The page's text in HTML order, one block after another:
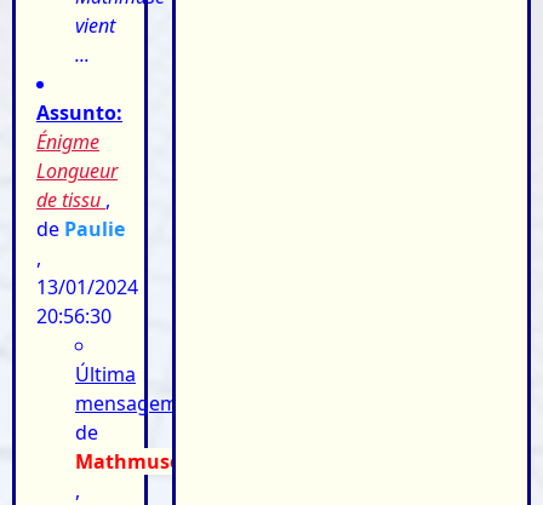
vient
...
Assunto:
Énigme
Longueur
de tissu ,
de Paulie
,
13/01/2024
20:56:30
Última
mensagem:
de
Mathmuse
,